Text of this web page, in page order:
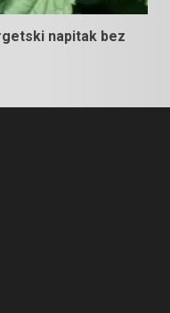
napitak bez